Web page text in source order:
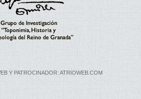
Y PATROCINADOR: ATRIOWEB.COM